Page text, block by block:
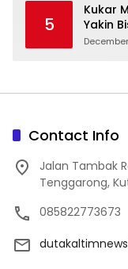
5
Kukar
Yakin
Contact Info
Jalan Tambak
Tenggarong,
085822773673